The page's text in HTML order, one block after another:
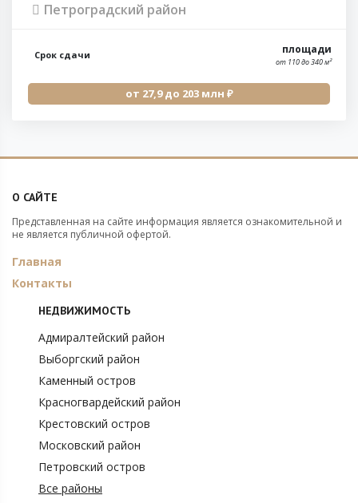
Петроградский район
Срок сдачи площади
от 110 до 340 м²
от 27,9 до 203 млн ₽
О САЙТЕ
Представленная на сайте информация является ознакомительной и
не является публичной офертой.
Главная
Контакты
НЕДВИЖИМОСТЬ
Адмиралтейский район
Выборгский район
Каменный остров
Красногвардейский район
Крестовский остров
Московский район
Петровский остров
Все районы